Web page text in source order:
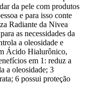
da pele com produtos
e para isso conte
Radiante da Nivea
as necessidades da
a oleosidade e
Ácido Hialurônico,
em 1: reduz a
a oleosidade; 3
6 possui proteção